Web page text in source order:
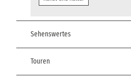
Sehenswertes
Touren